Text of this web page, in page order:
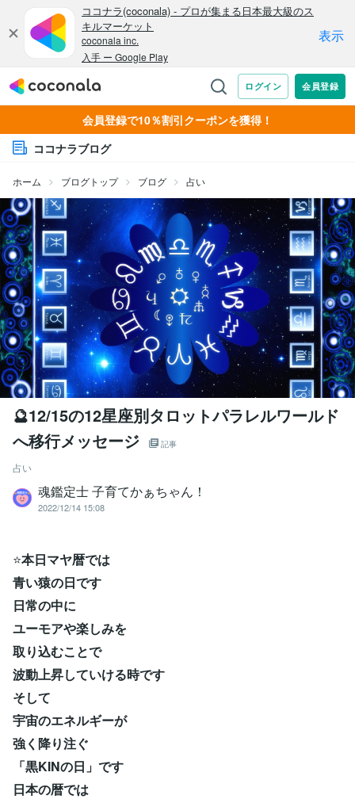
会員登録で10％割引クーポンを獲得！
ココナラブログ
ホーム ブログトップ ブログ 占い
🔮12/15の12星座別タロットパラレルワールド
へ移行メッセージ
記事
占い
魂鑑定士 子育てかぁちゃん！
2022/12/14 15:08
⭐本日マヤ暦では
青い猿の日です
日常の中に
ユーモアや楽しみを
取り込むことで
波動上昇していける時です
そして
宇宙のエネルギーが
強く降り注ぐ
「黒KINの日」です
日本の暦では